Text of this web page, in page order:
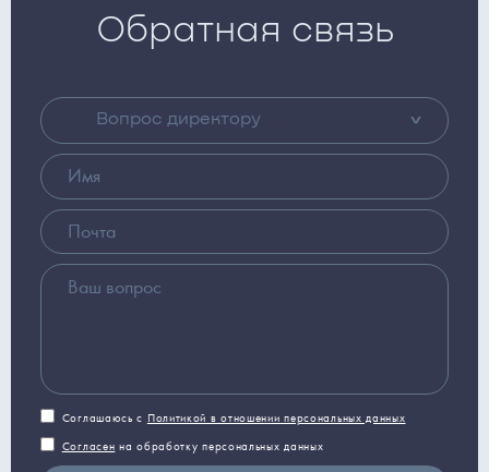
Обратная связь
Вопрос директору
Соглашаюсь с Политикой в отношении персональных данных
Согласен на обработку персональных данных